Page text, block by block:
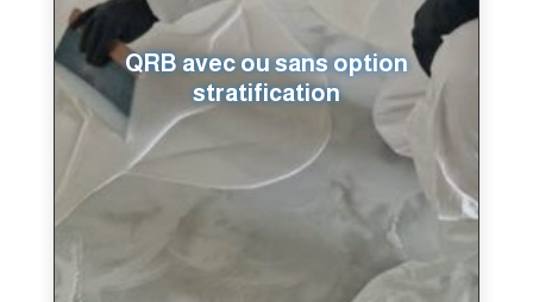
QRB avec ou sans option
stratification